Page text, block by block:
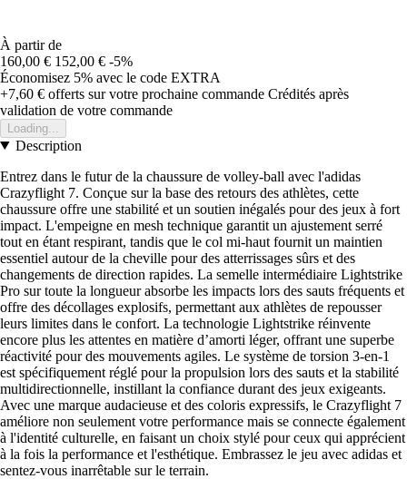
À partir de
160,00 € 152,00 € -5%
Économisez 5% avec le code EXTRA
+7,60 € offerts sur votre prochaine commande Crédités après
validation de votre commande
Loading...
Description
Entrez dans le futur de la chaussure de volley-ball avec l'adidas
Crazyflight 7. Conçue sur la base des retours des athlètes, cette
chaussure offre une stabilité et un soutien inégalés pour des jeux à fort
impact. L'empeigne en mesh technique garantit un ajustement serré
tout en étant respirant, tandis que le col mi-haut fournit un maintien
essentiel autour de la cheville pour des atterrissages sûrs et des
changements de direction rapides. La semelle intermédiaire Lightstrike
Pro sur toute la longueur absorbe les impacts lors des sauts fréquents et
offre des décollages explosifs, permettant aux athlètes de repousser
leurs limites dans le confort. La technologie Lightstrike réinvente
encore plus les attentes en matière d’amorti léger, offrant une superbe
réactivité pour des mouvements agiles. Le système de torsion 3-en-1
est spécifiquement réglé pour la propulsion lors des sauts et la stabilité
multidirectionnelle, instillant la confiance durant des jeux exigeants.
Avec une marque audacieuse et des coloris expressifs, le Crazyflight 7
améliore non seulement votre performance mais se connecte également
à l'identité culturelle, en faisant un choix stylé pour ceux qui apprécient
à la fois la performance et l'esthétique. Embrassez le jeu avec adidas et
sentez-vous inarrêtable sur le terrain.